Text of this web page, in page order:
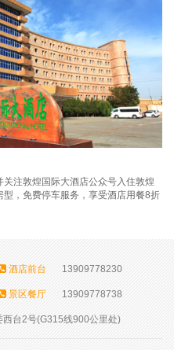
注敦煌国际大酒店公众号入住敦煌
，免费停车服务，享受酒店用餐8折
酒店前台 13909778230
景区餐厅 13909778738
台2号(G315线900公里处)